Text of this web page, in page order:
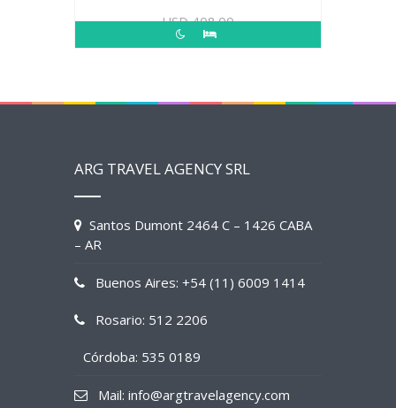
USD408.00
ARG TRAVEL AGENCY SRL
Santos Dumont 2464 C – 1426 CABA
– AR
Buenos Aires: +54 (11) 6009 1414
Rosario: 512 2206
Córdoba: 535 0189
Mail: info@argtravelagency.com